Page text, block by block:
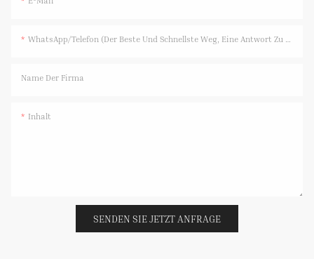
WhatsApp/Telefon (Der Beste Und Schnellste Weg, Eine Antwort Zu Erhalten)
Name Der Firma
Inhalt
SENDEN SIE JETZT ANFRAGE